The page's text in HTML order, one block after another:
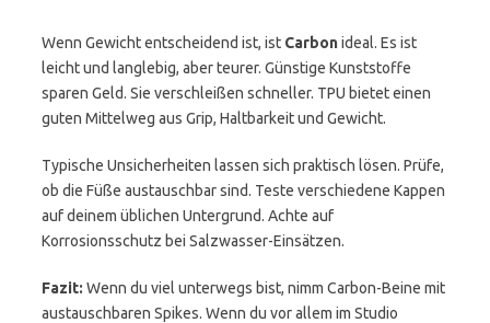
Wenn Gewicht entscheidend ist, ist Carbonideal. Es ist
leicht und langlebig, aber teurer. Günstige Kunststoffe
sparen Geld. Sie verschleißen schneller. TPU bietet einen
guten Mittelweg aus Grip, Haltbarkeit und Gewicht.
Typische Unsicherheiten lassen sich praktisch lösen. Prüfe,
ob die Füße austauschbar sind. Teste verschiedene Kappen
auf deinem üblichen Untergrund. Achte auf
Korrosionsschutz bei Salzwasser-Einsätzen.
Fazit: Wenn du viel unterwegs bist, nimm Carbon-Beine mit
austauschbaren Spikes. Wenn du vor allem im Studio